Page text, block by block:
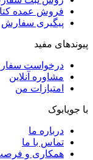
فروش عمده
پیگیری سفارش
پیوندهای مفید
درخواست
مشاوره آنلاین
امتیازات من
با جویابوک
درباره ما
تماس با ما
همکاری و